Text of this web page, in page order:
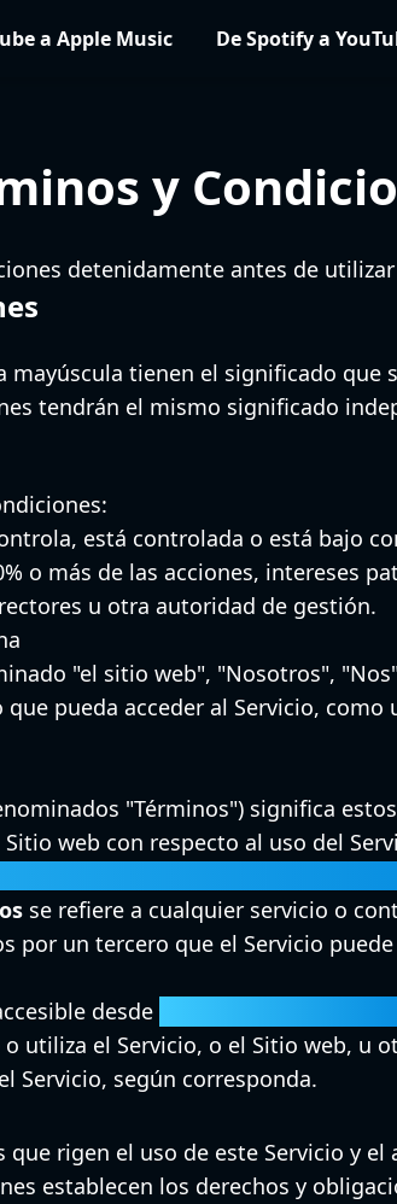
a Apple Music De Spotify a
y
detenidamente antes de
mayúscula tienen el significado que
tendrán el mismo significado
está controlada o está bajo
o más de las acciones, intereses
u otra autoridad de gestión.
"el sitio web", "Nosotros",
pueda acceder al Servicio,
"Términos") significa
web con respecto al uso del
se refiere a cualquier servicio o
por un tercero que el Servicio
desde
utiliza el Servicio, o el Sitio web, u
Servicio, según corresponda.
que rigen el uso de este Servicio y
establecen los derechos y